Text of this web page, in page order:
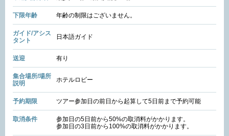
下限年齢 年齢の制限はございません。
ガイド/アシス
タント
日本語ガイド
送迎 有り
集合場所/場所
説明
ホテルロビー
予約期限 ツアー参加日の前日から起算して5日前まで予約可能
取消条件
参加日の5日前から50%の取消料がかかります。
参加日の3日前から100%の取消料がかかります。